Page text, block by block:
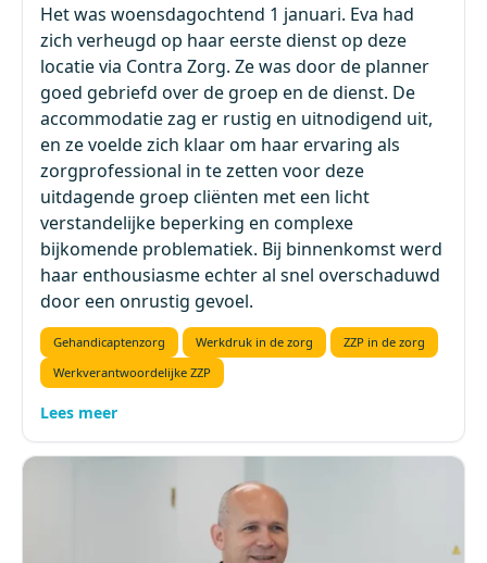
Het was woensdagochtend 1 januari. Eva had
zich verheugd op haar eerste dienst op deze
locatie via Contra Zorg. Ze was door de planner
goed gebriefd over de groep en de dienst. De
accommodatie zag er rustig en uitnodigend uit,
en ze voelde zich klaar om haar ervaring als
zorgprofessional in te zetten voor deze
uitdagende groep cliënten met een licht
verstandelijke beperking en complexe
bijkomende problematiek. Bij binnenkomst werd
haar enthousiasme echter al snel overschaduwd
door een onrustig gevoel.
Gehandicaptenzorg Werkdruk in de zorg
ZZP in de zorg
Werkverantwoordelijke ZZP
Lees meer